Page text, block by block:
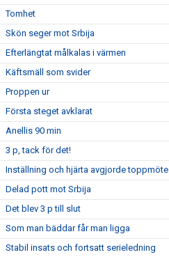
Tomhet
Skön seger mot Srbija
Efterlängtat målkalas i värmen
Käftsmäll som svider
Proppen ur
Första steget avklarat
Anellis 90 min
3 p, tack för det!
Inställning och hjärta avgjorde toppmöte
Delad pott mot Srbija
Det blev 3 p till slut
Som man bäddar får man ligga
Stabil insats och fortsatt serieledning